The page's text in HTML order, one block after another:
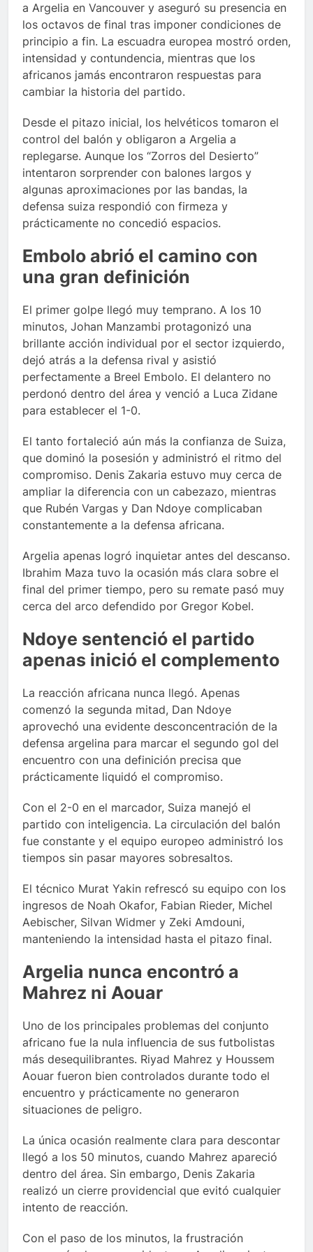
a Argelia en Vancouver y aseguró su presencia en
los octavos de final tras imponer condiciones de
principio a fin. La escuadra europea mostró orden,
intensidad y contundencia, mientras que los
africanos jamás encontraron respuestas para
cambiar la historia del partido.
Desde el pitazo inicial, los helvéticos tomaron el
control del balón y obligaron a Argelia a
replegarse. Aunque los “Zorros del Desierto”
intentaron sorprender con balones largos y
algunas aproximaciones por las bandas, la
defensa suiza respondió con firmeza y
prácticamente no concedió espacios.
Embolo abrió el camino con
una gran definición
El primer golpe llegó muy temprano. A los 10
minutos, Johan Manzambi protagonizó una
brillante acción individual por el sector izquierdo,
dejó atrás a la defensa rival y asistió
perfectamente a Breel Embolo. El delantero no
perdonó dentro del área y venció a Luca Zidane
para establecer el 1-0.
El tanto fortaleció aún más la confianza de Suiza,
que dominó la posesión y administró el ritmo del
compromiso. Denis Zakaria estuvo muy cerca de
ampliar la diferencia con un cabezazo, mientras
que Rubén Vargas y Dan Ndoye complicaban
constantemente a la defensa africana.
Argelia apenas logró inquietar antes del descanso.
Ibrahim Maza tuvo la ocasión más clara sobre el
final del primer tiempo, pero su remate pasó muy
cerca del arco defendido por Gregor Kobel.
Ndoye sentenció el partido
apenas inició el complemento
La reacción africana nunca llegó. Apenas
comenzó la segunda mitad, Dan Ndoye
aprovechó una evidente desconcentración de la
defensa argelina para marcar el segundo gol del
encuentro con una definición precisa que
prácticamente liquidó el compromiso.
Con el 2-0 en el marcador, Suiza manejó el
partido con inteligencia. La circulación del balón
fue constante y el equipo europeo administró los
tiempos sin pasar mayores sobresaltos.
El técnico Murat Yakin refrescó su equipo con los
ingresos de Noah Okafor, Fabian Rieder, Michel
Aebischer, Silvan Widmer y Zeki Amdouni,
manteniendo la intensidad hasta el pitazo final.
Argelia nunca encontró a
Mahrez ni Aouar
Uno de los principales problemas del conjunto
africano fue la nula influencia de sus futbolistas
más desequilibrantes. Riyad Mahrez y Houssem
Aouar fueron bien controlados durante todo el
encuentro y prácticamente no generaron
situaciones de peligro.
La única ocasión realmente clara para descontar
llegó a los 50 minutos, cuando Mahrez apareció
dentro del área. Sin embargo, Denis Zakaria
realizó un cierre providencial que evitó cualquier
intento de reacción.
Con el paso de los minutos, la frustración